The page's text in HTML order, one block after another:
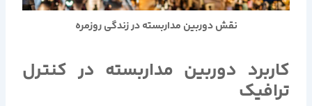
نقش دوربین مداربسته در زندگی روزمره
کاربرد دوربین مداربسته در کنترل
ترافیک